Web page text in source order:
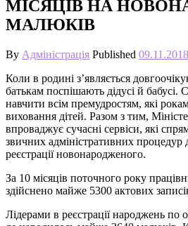
МІСЯЦІВ НА
МАЛЮКІВ
By Адміністрація Published 09.11.2018
Коли в родині з’являється
батькам поспішають дідусі й бабусі.
навчити всім премудростям, які
виховання дітей. Разом з тим,
впроваджує сучасні сервіси, які
звичних адміністративних процедур
реєстрації новонародженого.
За 10 місяців поточного року
здійснено майже 5300 актових
Лідерами в реєстрації народжень по